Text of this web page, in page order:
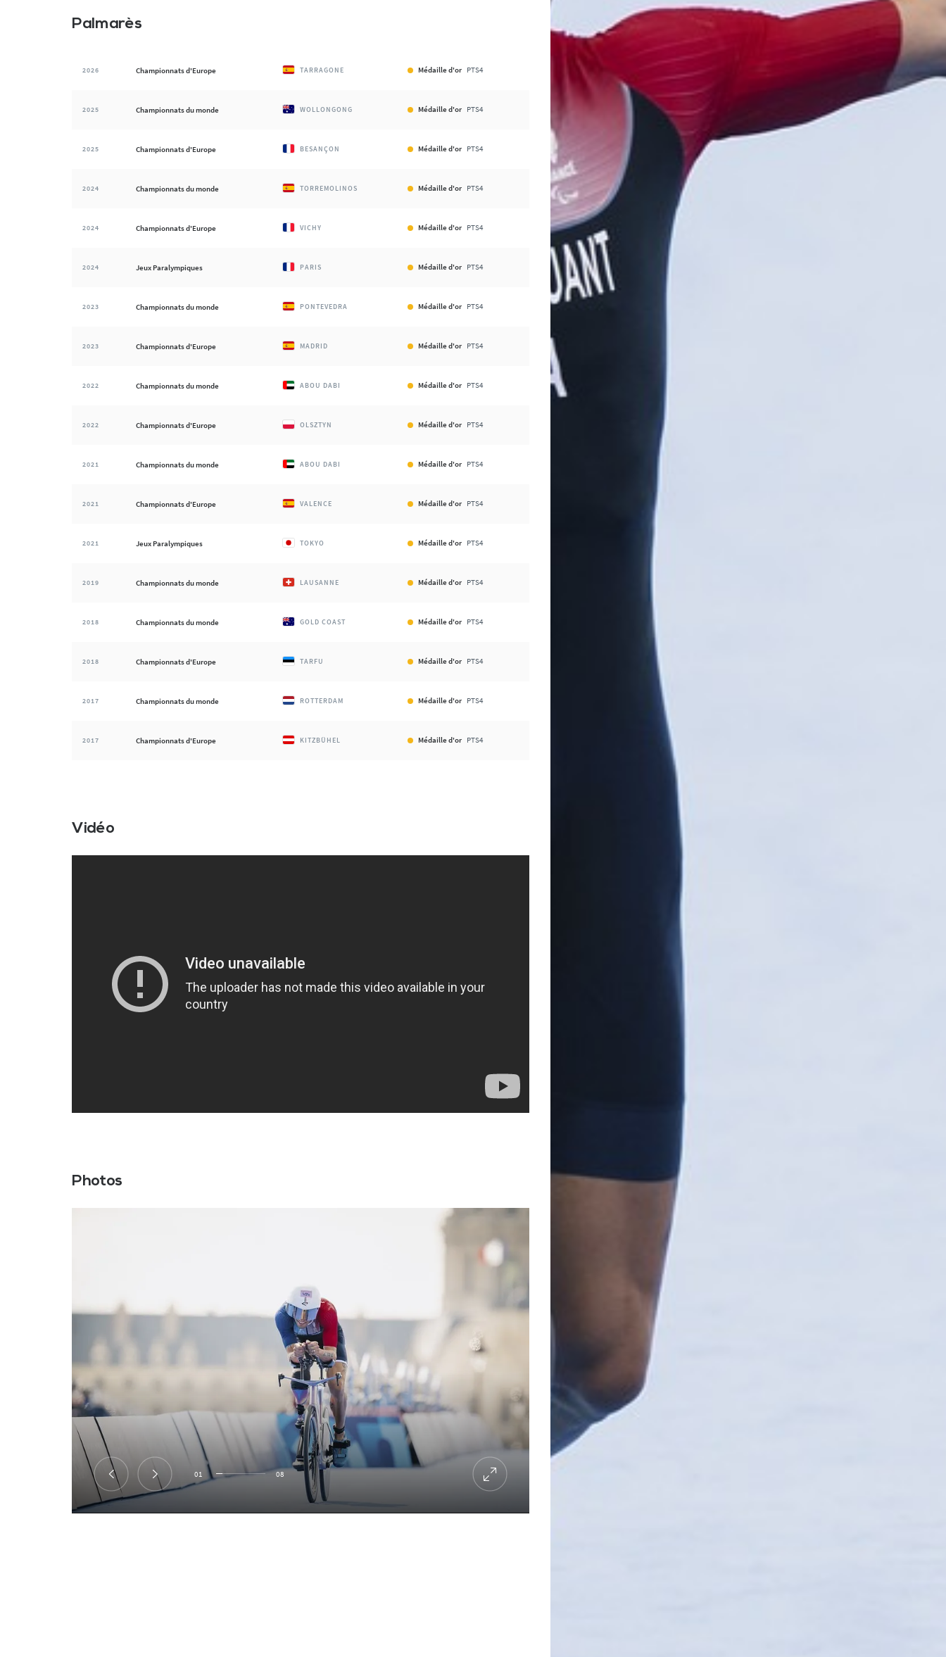
Palmarès
2026 Championnats d'Europe TARRAGONE Médaille d'or PTS4
2025 Championnats du monde WOLLONGONG Médaille d'or PTS4
2025 Championnats d'Europe BESANÇON Médaille d'or PTS4
2024 Championnats du monde TORREMOLINOS Médaille d'or PTS4
2024 Championnats d'Europe VICHY Médaille d'or PTS4
2024 Jeux Paralympiques PARIS Médaille d'or PTS4
2023 Championnats du monde PONTEVEDRA Médaille d'or PTS4
2023 Championnats d'Europe MADRID Médaille d'or PTS4
2022 Championnats du monde ABOU DABI Médaille d'or PTS4
2022 Championnats d'Europe OLSZTYN Médaille d'or PTS4
2021 Championnats du monde ABOU DABI Médaille d'or PTS4
2021 Championnats d'Europe VALENCE Médaille d'or PTS4
2021 Jeux Paralympiques TOKYO Médaille d'or PTS4
2019 Championnats du monde LAUSANNE Médaille d'or PTS4
2018 Championnats du monde GOLD COAST Médaille d'or PTS4
2018 Championnats d'Europe TARFU Médaille d'or PTS4
2017 Championnats du monde ROTTERDAM Médaille d'or PTS4
2017 Championnats d'Europe KITZBÜHEL Médaille d'or PTS4
Vidéo
Photos
01 08